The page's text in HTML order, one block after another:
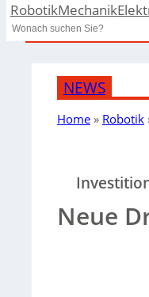
RobotikMechanik
Search
NEWS
Home» Robotik
Neue